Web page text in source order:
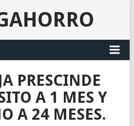
PRESCINDE
A 1 MES Y
A 24 MESES.